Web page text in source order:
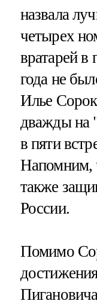
назвала
четырех
вратарей в
года не
Илье
дважды на
в пяти
Напомним,
также
России.
Помимо